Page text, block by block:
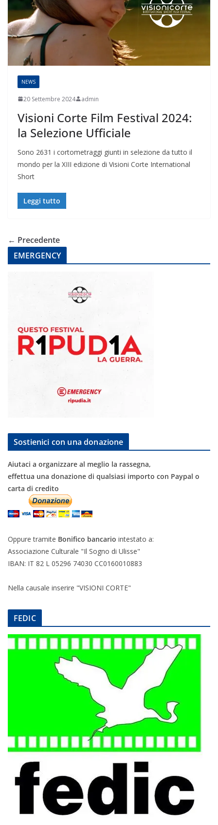
NEWS
20 Settembre 2024 admin
Visioni Corte Film Festival 2024:
la Selezione Ufficiale
Sono 2631 i cortometraggi giunti in selezione da tutto il
mondo per la XIII edizione di Visioni Corte International
Short
Leggi tutto
← Precedente
EMERGENCY
Sostienici con una donazione
Aiutaci a organizzare al meglio la rassegna,
effettua una donazione di qualsiasi importo con Paypal o
carta di credito
Oppure tramite Bonifico bancario intestato a:
Associazione Culturale "Il Sogno di Ulisse"
IBAN: IT 82 L 05296 74030 CC0160010883
Nella causale inserire "VISIONI CORTE"
FEDIC